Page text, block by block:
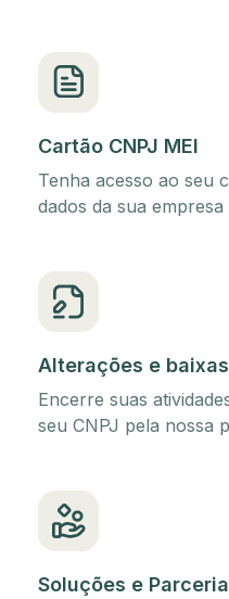
Cartão CNPJ MEI
Tenha acesso ao seu
dados da sua
Alterações e baixas
Encerre suas
seu CNPJ pela nossa
Soluções e